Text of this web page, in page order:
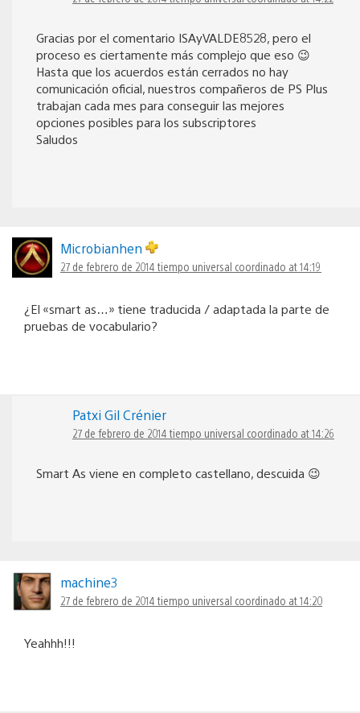
Gracias por el comentario ISAyVALDE8528, pero el
proceso es ciertamente más complejo que eso 😉
Hasta que los acuerdos están cerrados no hay
comunicación oficial, nuestros compañeros de PS Plus
trabajan cada mes para conseguir las mejores
opciones posibles para los subscriptores
Saludos
Microbianhen
27 de febrero de 2014 tiempo universal coordinado at 14:19
¿El «smart as…» tiene traducida / adaptada la parte de
pruebas de vocabulario?
Patxi Gil Crénier
27 de febrero de 2014 tiempo universal coordinado at 14:26
Smart As viene en completo castellano, descuida 😉
machine3
27 de febrero de 2014 tiempo universal coordinado at 14:20
Yeahhh!!!